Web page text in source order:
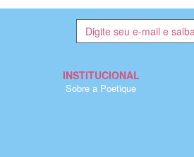
INSTITUCIONAL
Sobre a Poetique